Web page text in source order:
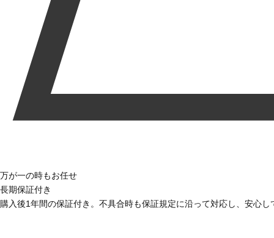
万が一の時もお任せ
長期保証付き
購入後1年間の保証付き。不具合時も保証規定に沿って対応し、安心